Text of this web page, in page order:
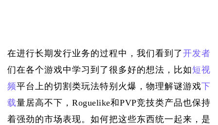
在进行长期发行业务的过程中，我们看到了开发者
们在各个游戏中学习到了很多好的想法，比如短视
频平台上的切割类玩法特别火爆，物理解谜游戏下
载量居高不下， Roguelike和PVP竞技类产品也保持
着强劲的市场表现。如何把这些东西统一起来，是